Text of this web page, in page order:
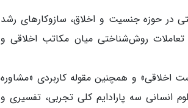
حوزه جنسیت و اخلاق، سازوکارهای رشد
روش‌شناختی میان مکاتب اخلاقی و
اخلاقی» و همچنین مقوله کاربردی «مشاوره
انسانی سه پارادایم کلی تجربی، تفسیری و